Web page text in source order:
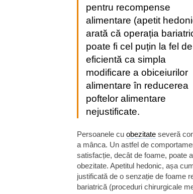
pentru recompense
alimentare (apetit
arată că operația
poate fi cel puțin la fel de
eficientă ca simpla
modificare a obiceiurilor
alimentare în reducerea
poftelor alimentare
nejustificate.
Persoanele cuobezitate severă
a mânca. Un astfel de
satisfacție, decât de foame, poate
obezitate. Apetitul hedonic, așa
justificată de o senzație de foame
bariatrică (proceduri chirurgicale